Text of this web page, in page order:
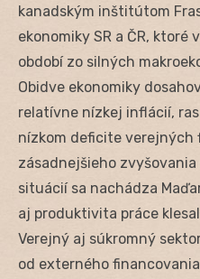
kanadským inštitútom
ekonomiky SR a ČR,
období zo silných
Obidve ekonomiky
relatívne nízkej inflácií,
nízkom deficite verejných
zásadnejšieho
situácií sa nachádza
aj produktivita práce
Verejný aj súkromný
od externého